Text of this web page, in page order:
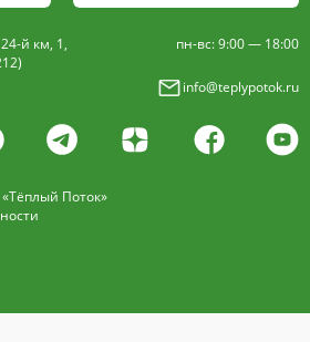
й км, 1,
пн-вс: 9:00 — 18:00
info@teplypotok.ru
Поток»